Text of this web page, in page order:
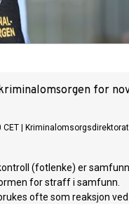
for
CET
(fotlenke) er
for straff i samfunn.
ofte som reaksjon ved